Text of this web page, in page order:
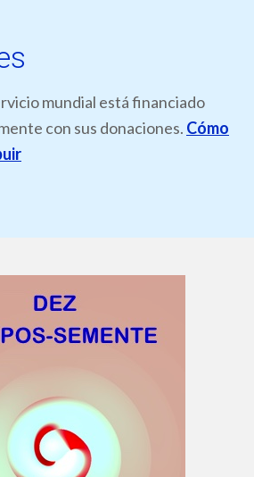
mundial está financiado
con sus donaciones. Cómo